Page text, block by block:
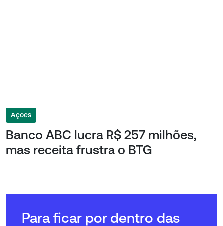
Ações
Banco ABC lucra R$ 257 milhões,
mas receita frustra o BTG
Para ficar por dentro das